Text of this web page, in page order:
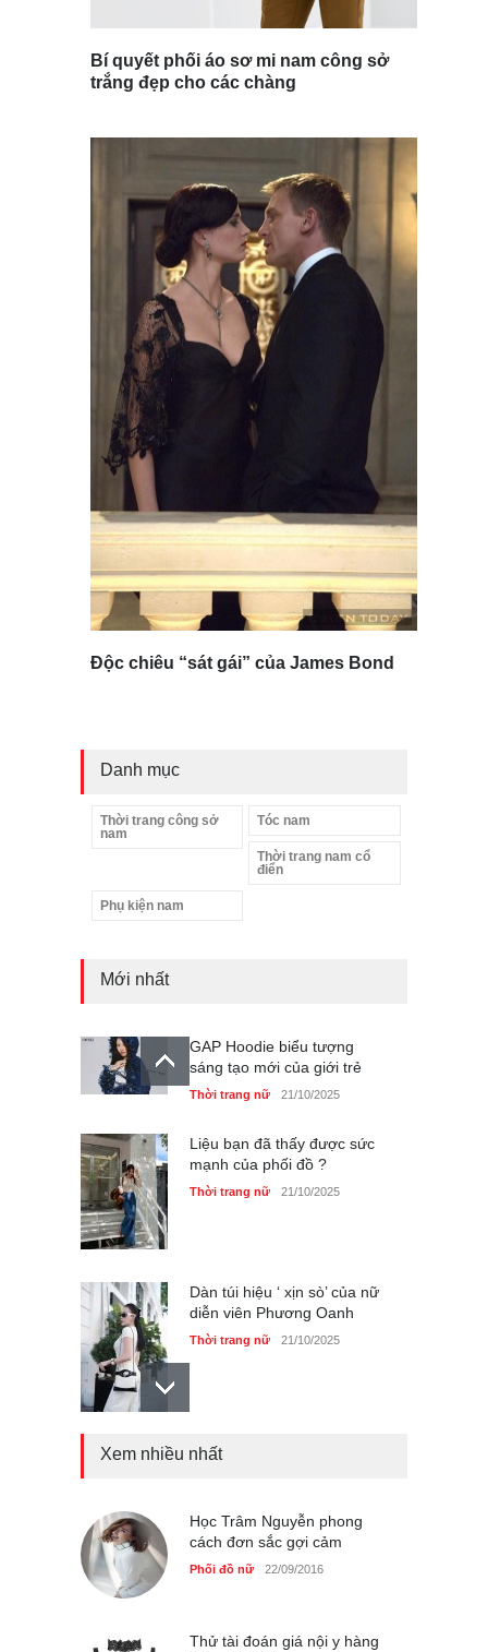
Bí quyết phối áo sơ mi nam công sở
trắng đẹp cho các chàng
Độc chiêu “sát gái” của James Bond
Danh mục
Thời trang công sở
nam
Tóc nam
Thời trang nam cổ
điển
Phụ kiện nam
Mới nhất
GAP Hoodie biểu tượng
sáng tạo mới của giới trẻ
Thời trang nữ 21/10/2025
Liệu bạn đã thấy được sức
mạnh của phối đồ ?
Thời trang nữ 21/10/2025
Dàn túi hiệu ‘ xịn sò’ của nữ
diễn viên Phương Oanh
Thời trang nữ 21/10/2025
Mẫu áo khoác đẹp cho phụ
Xem nhiều nhất
Học Trâm Nguyễn phong
cách đơn sắc gợi cảm
Phối đồ nữ 22/09/2016
Thử tài đoán giá nội y hàng